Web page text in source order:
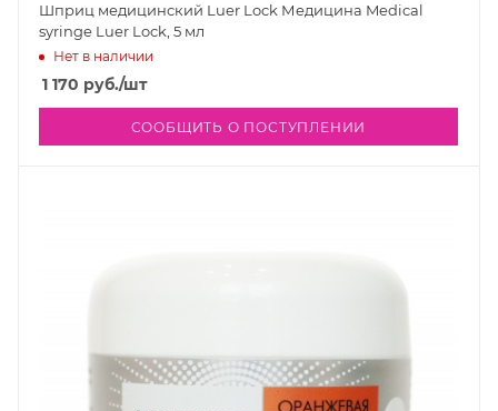
Шприц медицинский Luer Lock Медицина Medical
syringe Luer Lock, 5 мл
Нет в наличии
1 170 руб./шт
СООБЩИТЬ О ПОСТУПЛЕНИИ